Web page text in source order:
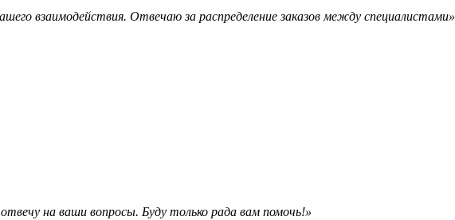
взаимодействия. Отвечаю за распределение заказов между специалистами»
на ваши вопросы. Буду только рада вам помочь!»